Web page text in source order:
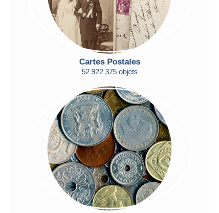
Bancontact
iDeal
Maestro
Résidence du vendeur
Appliquer
Cartes Postales
52 922 375 objets